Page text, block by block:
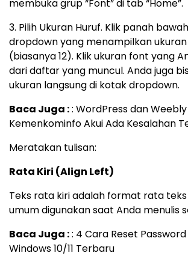
membuka grup “Font” di tab “Home”.
3. Pilih Ukuran Huruf. Klik panah
dropdown yang menampilkan
(biasanya 12). Klik ukuran font yang
dari daftar yang muncul. Anda juga
ukuran langsung di kotak dropdown.
Baca Juga :: WordPress dan
Kemenkominfo Akui Ada Kesalahan
Meratakan tulisan:
Rata Kiri (Align Left)
Teks rata kiri adalah format rata
umum digunakan saat Anda menulis
Baca Juga :: 4 Cara Reset
Windows 10/11 Terbaru